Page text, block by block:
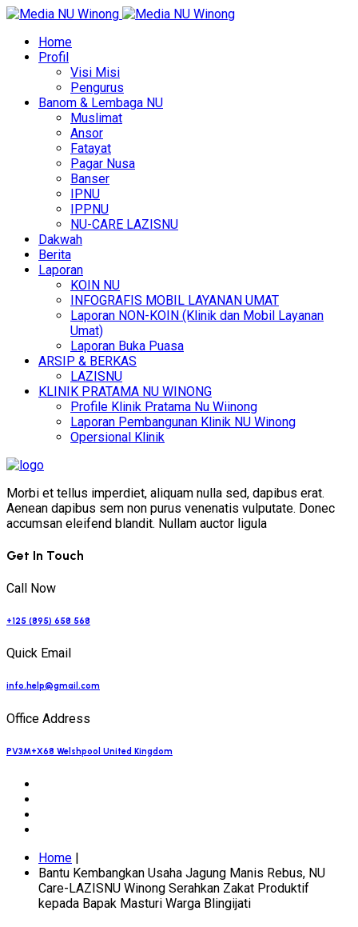
Home
Profil
Visi Misi
Pengurus
Banom & Lembaga NU
Muslimat
Ansor
Fatayat
Pagar Nusa
Banser
IPNU
IPPNU
NU-CARE LAZISNU
Dakwah
Berita
Laporan
KOIN NU
INFOGRAFIS MOBIL LAYANAN UMAT
Laporan NON-KOIN (Klinik dan Mobil Layanan
Umat)
Laporan Buka Puasa
ARSIP & BERKAS
LAZISNU
KLINIK PRATAMA NU WINONG
Profile Klinik Pratama Nu Wiinong
Laporan Pembangunan Klinik NU Winong
Opersional Klinik
Morbi et tellus imperdiet, aliquam nulla sed, dapibus erat.
Aenean dapibus sem non purus venenatis vulputate. Donec
accumsan eleifend blandit. Nullam auctor ligula
Get In Touch
Call Now
+125 (895) 658 568
Quick Email
info.help@gmail.com
Office Address
PV3M+X68 Welshpool United Kingdom
Home
Bantu Kembangkan Usaha Jagung Manis Rebus, NU
Care-LAZISNU Winong Serahkan Zakat Produktif
kepada Bapak Masturi Warga Blingijati